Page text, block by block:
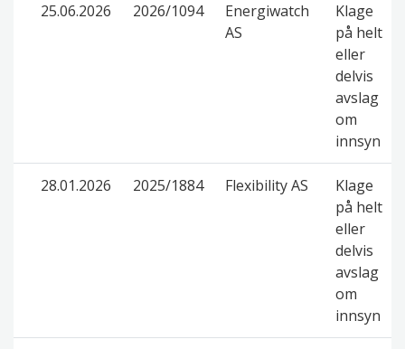
25.06.2026 2026/1094
Energiwatch
AS
Klage
på helt
eller
delvis
avslag
om
innsyn
28.01.2026 2025/1884 Flexibility AS
Klage
på helt
eller
delvis
avslag
om
innsyn